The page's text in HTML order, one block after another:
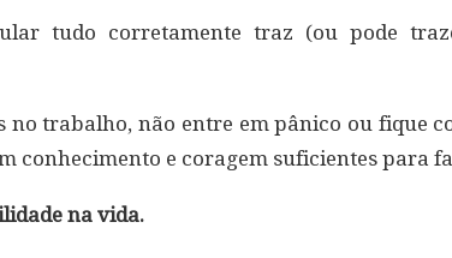
tudo corretamente traz (ou pode
no trabalho, não entre em pânico ou fique
conhecimento e coragem suficientes para
na vida.